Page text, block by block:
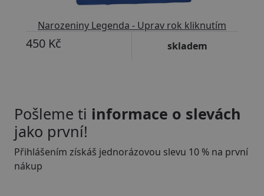
Narozeniny Legenda - Uprav rok kliknutím
450 Kč skladem
Pošleme ti informace o slevách
jako první!
Přihlášením získáš jednorázovou slevu 10 % na první
nákup